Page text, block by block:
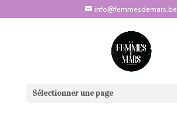
info@femmesdemars.be
Sélectionner une page